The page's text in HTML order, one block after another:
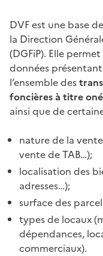
DVF est une base
la Direction
(DGFiP). Elle
données
l’ensemble des
foncières à titre
ainsi que de
nature de la
vente de TAB…);
localisation des
adresses…);
surface des
types de locaux
dépendances,
commerciaux).